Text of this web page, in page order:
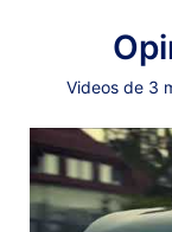
Videos de 3